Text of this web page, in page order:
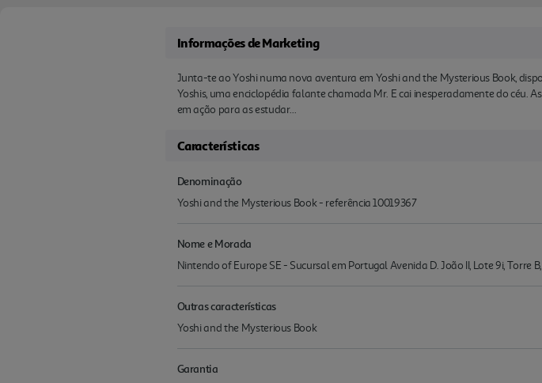
Informações de Marketing
Junta-te ao Yoshi numa nova aventura em Yoshi and the Mysterious Book,
Yoshis, uma enciclopédia falante chamada Mr. E cai inesperadamente do céu.
em ação para as estudar...
Características
Denominação
Yoshi and the Mysterious Book - referência 10019367
Nome e Morada
Nintendo of Europe SE - Sucursal em Portugal Avenida D. João II, Lote 9i, Torre
Outras características
Yoshi and the Mysterious Book
Garantia